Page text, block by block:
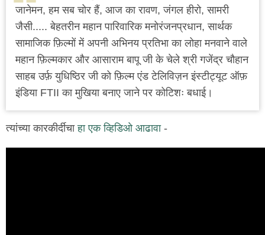
जानेमन, हम सब चोर हैं, आज का रावण, जंगल हीरो, सामरी
जैसी..... बेहतरीन महान पारिवारिक मनोरंजनप्रधान, सार्थक
सामाजिक फ़िल्मों में अपनी अभिनय प्रतिभा का लोहा मनवाने वाले
महान फ़िल्मकार और आसाराम बापू जी के चेले श्री गजेंद्र चौहान
साहब उर्फ़ युधिष्ठिर जी को फ़िल्म एंड टेलिविज़न इंस्टीट्यूट ऑफ़
इंडिया FTII का मुखिया बनाए जाने पर कोटिशः बधाई।
त्यांच्या कारकीर्दीचाहा एक व्हिडिओ आढावा-